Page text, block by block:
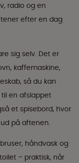
radio og en
efter en dag
sig selv. Det er
kaffemaskine,
så du kan
en afslappet
et spisebord, hvor
på aftenen.
håndvask og
– praktisk, når